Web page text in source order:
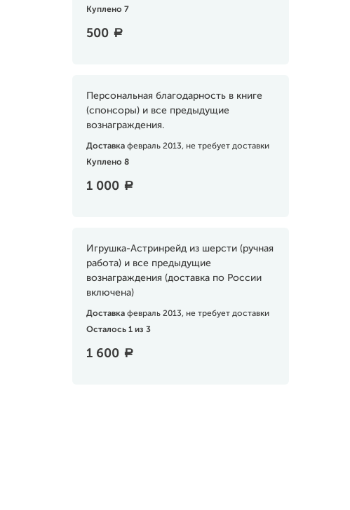
Куплено 7
500 a
Персональная благодарность в книге
(спонсоры) и все предыдущие
вознаграждения.
Доставка февраль 2013, не требует доставки
Куплено 8
1 000 a
Игрушка-Астринрейд из шерсти (ручная
работа) и все предыдущие
вознаграждения (доставка по России
включена)
Доставка февраль 2013, не требует доставки
Осталось 1 из 3
1 600 a